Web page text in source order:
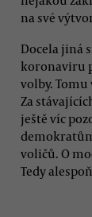
na své
Docela jiná
koronaviru
volby.
Za
ještě víc
voličů. O
Tedy